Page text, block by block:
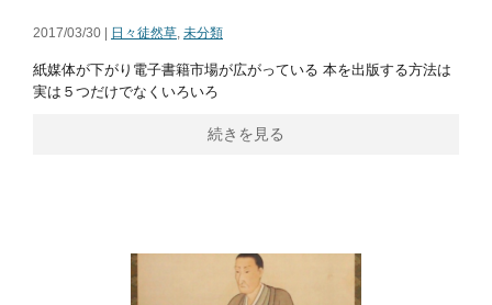
2017/03/30 | 日々徒然草 未分類
紙媒体が下がり電子書籍市場が広がっている 本を出版する方法は
実は５つだけでなくいろいろ
続きを見る